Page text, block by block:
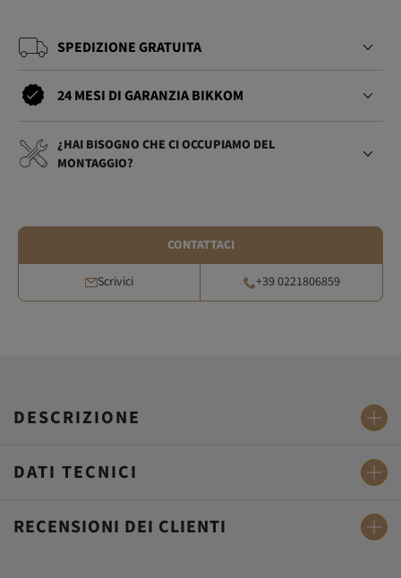
SPEDIZIONE GRATUITA
24 MESI DI GARANZIA BIKKOM
¿HAI BISOGNO CHE CI OCCUPIAMO DEL
MONTAGGIO?
CONTATTACI
Scrivici +39 0221806859
DESCRIZIONE
DATI TECNICI
RECENSIONI DEI CLIENTI